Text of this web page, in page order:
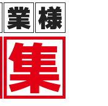
業 様
集